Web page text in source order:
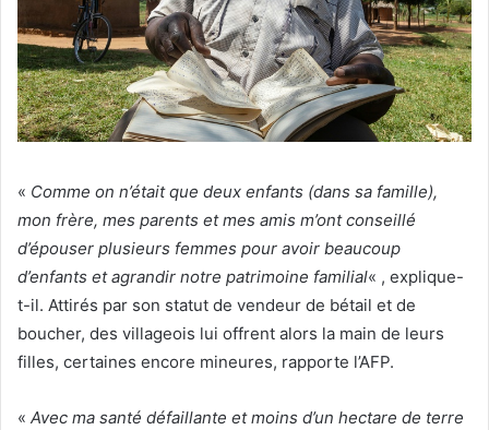
« Comme on n’était que deux enfants (dans sa famille),
mon frère, mes parents et mes amis m’ont conseillé
d’épouser plusieurs femmes pour avoir beaucoup
d’enfants et agrandir notre patrimoine familial« , explique-
t-il. Attirés par son statut de vendeur de bétail et de
boucher, des villageois lui offrent alors la main de leurs
filles, certaines encore mineures, rapporte l’AFP.
« Avec ma santé défaillante et moins d’un hectare de terre